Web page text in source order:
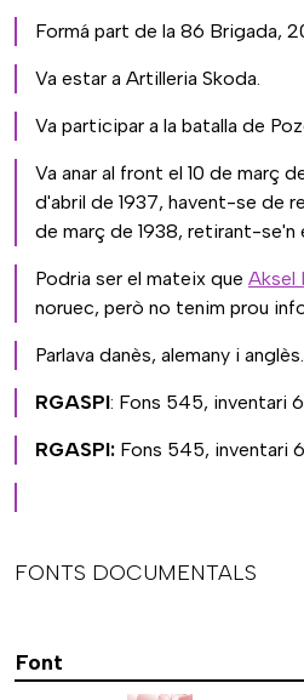
Formá part de la 86 Brigada,
Va estar a Artilleria Skoda.
Va participar a la batalla de
Va anar al front el 10 de març
d'abril de 1937, havent-se de
de març de 1938, retirant-se'n
Podria ser el mateix que Aksel
noruec, però no tenim prou
Parlava danès, alemany i anglès.
RGASPI: Fons 545, inventari
RGASPI: Fons 545, inventari
FONTS DOCUMENTALS
Font